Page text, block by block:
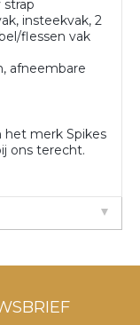
insteekvak, 2
flessen vak
afneembare
het merk Spikes
ons terecht.